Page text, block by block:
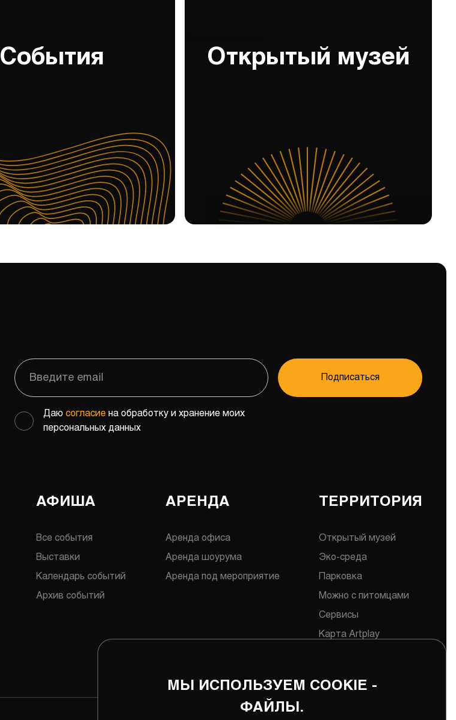
События Открытый музей
Подписаться
Даюсогласие на обработку и хранение моих
персональных данных
АФИША
Все события
Выставки
Календарь событий
Архив событий
АРЕНДА
Аренда офиса
Аренда шоурума
Аренда под мероприятие
ТЕРРИТОРИЯ
Открытый музей
Эко-среда
Парковка
Можно с питомцами
Сервисы
Карта Artplay
МЫ ИСПОЛЬЗУЕМ COOKIE -
ФАЙЛЫ.